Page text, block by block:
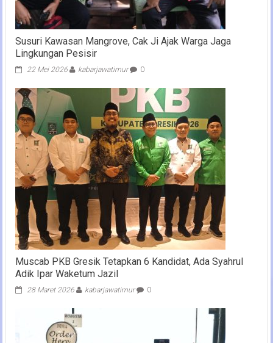
Susuri Kawasan Mangrove, Cak Ji Ajak Warga Jaga
Lingkungan Pesisir
22 Mei 2026 kabarjawatimur 0
Muscab PKB Gresik Tetapkan 6 Kandidat, Ada Syahrul
Adik Ipar Waketum Jazil
28 Maret 2026 kabarjawatimur 0